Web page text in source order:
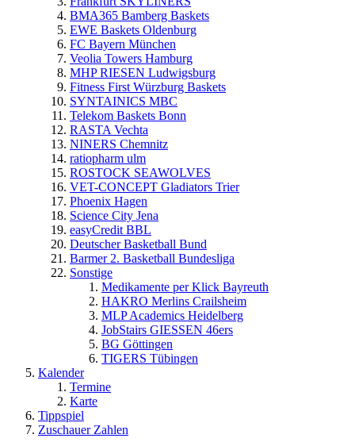
BMA365 Bamberg Baskets
EWE Baskets Oldenburg
FC Bayern München
Veolia Towers Hamburg
MHP RIESEN Ludwigsburg
Fitness First Würzburg Baskets
SYNTAINICS MBC
Telekom Baskets Bonn
RASTA Vechta
NINERS Chemnitz
ratiopharm ulm
ROSTOCK SEAWOLVES
VET-CONCEPT Gladiators Trier
Phoenix Hagen
Science City Jena
easyCredit BBL
Deutscher Basketball Bund
Barmer 2. Basketball Bundesliga
Sonstige
Medikamente per Klick Bayreuth
HAKRO Merlins Crailsheim
MLP Academics Heidelberg
JobStairs GIESSEN 46ers
BG Göttingen
TIGERS Tübingen
Kalender
Termine
Karte
Tippspiel
Zuschauer Zahlen